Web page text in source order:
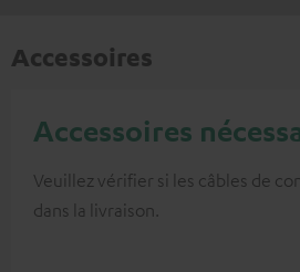
Accessoires
Accessoires
Veuillez vérifier si les câbles de
dans la livraison.